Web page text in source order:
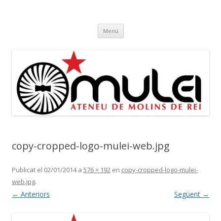
Menú Vés
contingut
copy-cropped-logo-mulei-web.jpg
Publicat el 02/01/2014a 576 × 192 en copy-cropped-logo-mulei-
web.jpg.
← Anteriors Següent →